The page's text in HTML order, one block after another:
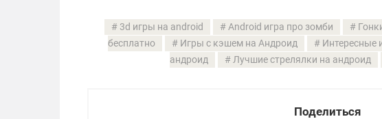
3d игры на android Android игра про зомби
бесплатно
Игры с кэшем на Андроид Интересные
андроид
Лучшие стрелялки на андроид
Поделиться